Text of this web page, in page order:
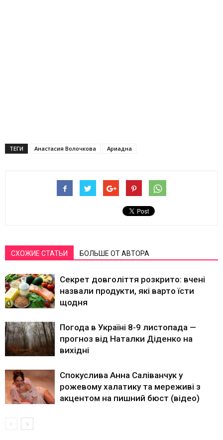
ТЕГИ Анастасия Волочкова Ариадна
СХОЖИЕ СТАТЬИ БОЛЬШЕ ОТ АВТОРА
Секрет довголіття розкрито: вчені
назвали продукти, які варто їсти
щодня
Погода в Україні 8-9 листопада —
прогноз від Наталки Діденко на
вихідні
Спокуслива Анна Саліванчук у
рожевому халатику та мереживі з
акцентом на пишний бюст (відео)